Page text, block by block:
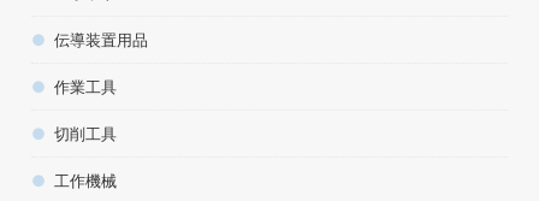
伝導装置用品
作業工具
切削工具
工作機械